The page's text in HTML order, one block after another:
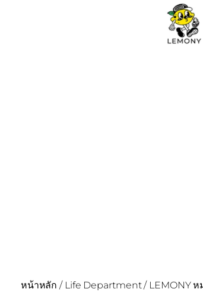
หน้าหลัก / Life Department/ LEMONY ห